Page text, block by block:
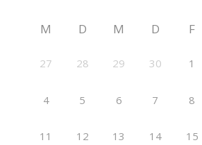
M D M D F
27 28 29 30 1
4 5 6 7 8
11 12 13 14 15